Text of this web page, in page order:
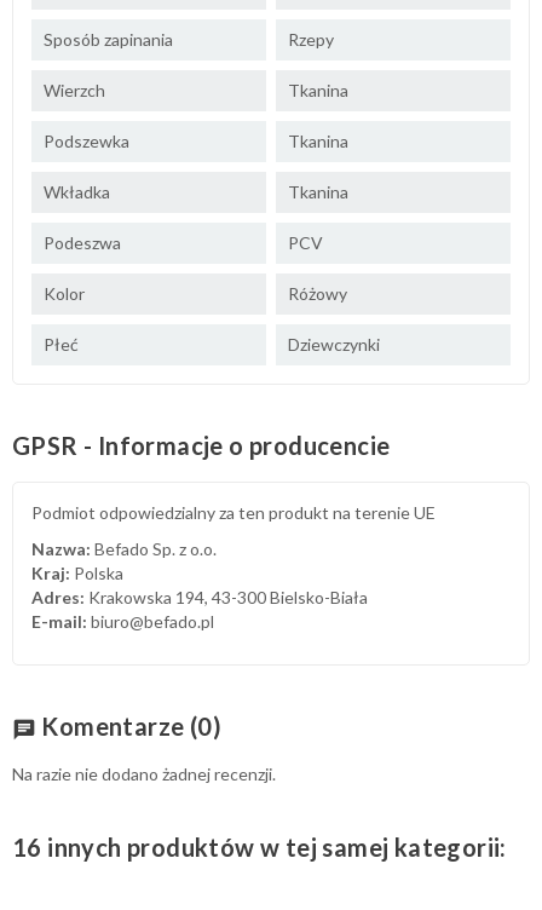
Sposób zapinania Rzepy
Wierzch Tkanina
Podszewka Tkanina
Wkładka Tkanina
Podeszwa PCV
Kolor Różowy
Płeć Dziewczynki
GPSR - Informacje o producencie
Podmiot odpowiedzialny za ten produkt na terenie UE
Nazwa: Befado Sp. z o.o.
Kraj: Polska
Adres: Krakowska 194, 43-300 Bielsko-Biała
E-mail: biuro@befado.pl
chat Komentarze (0)
Na razie nie dodano żadnej recenzji.
16 innych produktów w tej samej kategorii: